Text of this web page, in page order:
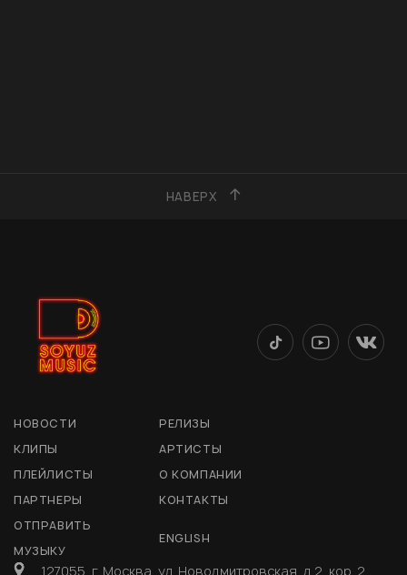
НАВЕРХ
НОВОСТИ
РЕЛИЗЫ
КЛИПЫ
АРТИСТЫ
ПЛЕЙЛИСТЫ
О КОМПАНИИ
ПАРТНЕРЫ
КОНТАКТЫ
ОТПРАВИТЬ
МУЗЫКУ
ENGLISH
127055, г. Москва, ул. Новодмитровская, д 2, кор. 2